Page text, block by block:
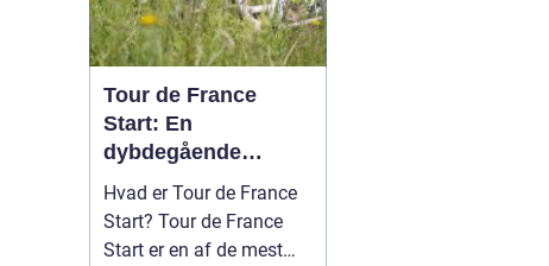
Tour de France
Start: En
dybdegående
introduktion til
verdens mest
berømte cykelløb
Hvad er Tour de France
Start? Tour de France
Start er en af de mest